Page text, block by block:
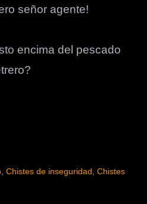
señor agente!
encima del pescado
Chistes de inseguridad Chistes